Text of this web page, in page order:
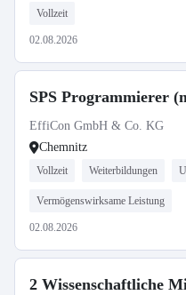
Vollzeit
02.08.2026
SPS Programmierer
EffiCon GmbH & Co. KG
Chemnitz
Vollzeit Weiterbildungen
Vermögenswirksame Leistung
02.08.2026
2 Wissenschaftliche